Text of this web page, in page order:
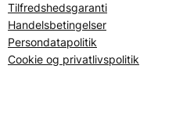
Tilfredshedsgaranti
Handelsbetingelser
Persondatapolitik
Cookie og privatlivspolitik